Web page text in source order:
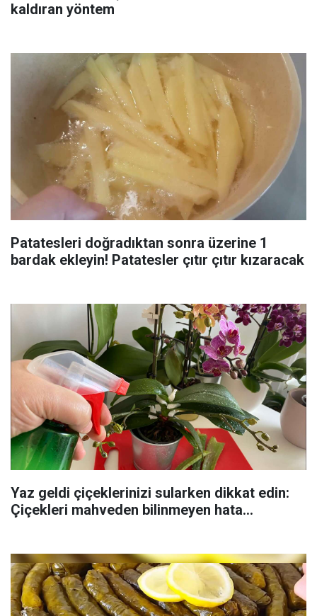
kaldıran yöntem
Patatesleri doğradıktan sonra üzerine 1
bardak ekleyin! Patatesler çıtır çıtır kızaracak
Yaz geldi çiçeklerinizi sularken dikkat edin:
Çiçekleri mahveden bilinmeyen hata...